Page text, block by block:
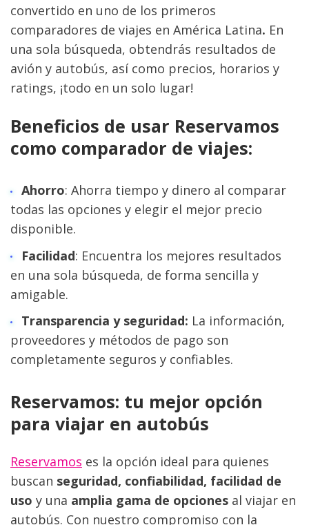
convertido en uno de los primeros
comparadores de viajes en América Latina. En
una sola búsqueda, obtendrás resultados de
avión y autobús, así como precios, horarios y
ratings, ¡todo en un solo lugar!
Beneficios de usar Reservamos
como comparador de viajes:
Ahorro: Ahorra tiempo y dinero al comparar
todas las opciones y elegir el mejor precio
disponible.
Facilidad: Encuentra los mejores resultados
en una sola búsqueda, de forma sencilla y
amigable.
Transparencia y seguridad: La información,
proveedores y métodos de pago son
completamente seguros y confiables.
Reservamos: tu mejor opción
para viajar en autobús
Reservamos es la opción ideal para quienes
buscan seguridad, confiabilidad, facilidad de
uso y una amplia gama de opciones al viajar en
autobús. Con nuestro compromiso con la